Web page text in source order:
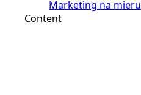
Marketing na mieru
Content